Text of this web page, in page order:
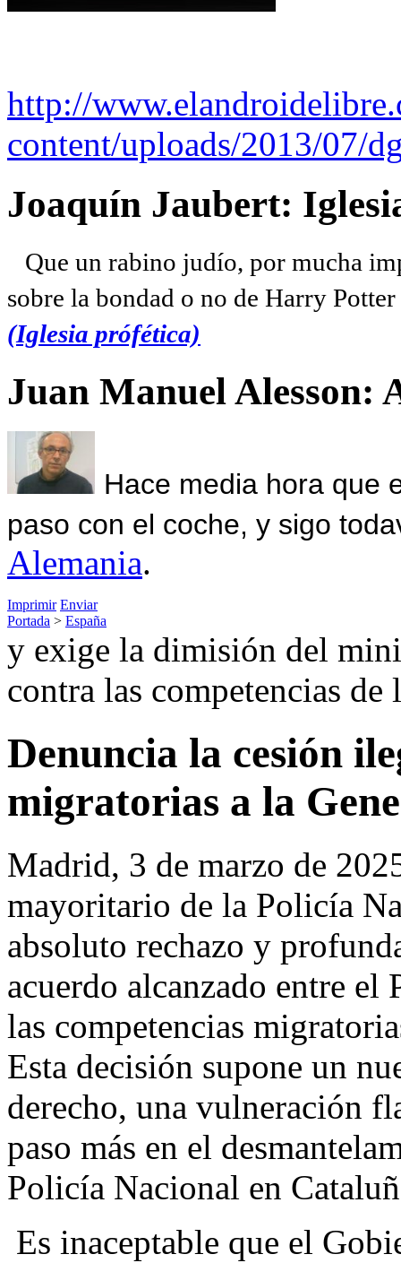
http://
content/uploads/2013/07/
Joaquín Jaubert:
Que un rabino judío, por mucha
sobre la bondad o no de Harry
(Iglesia prófética)
Juan Manuel Alesson:
Hace media hora que
paso con el coche, y sigo
Alemania.
Imprimir Enviar
Portada > España
y exige la dimisión del
contra las competencias
Denuncia la cesión
migratorias a la
Madrid, 3 de marzo de
mayoritario de la Policía
absoluto rechazo y
acuerdo alcanzado entre el
las competencias
Esta decisión supone un
derecho, una vulneración
paso más en el
Policía Nacional en
Es inaceptable que el